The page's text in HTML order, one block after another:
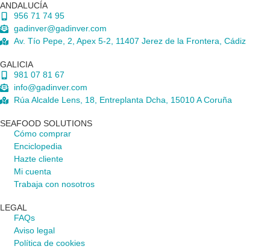
ANDALUCÍA
956 71 74 95
gadinver@gadinver.com
Av. Tío Pepe, 2, Apex 5-2, 11407 Jerez de la Frontera, Cádiz
GALICIA
981 07 81 67
info@gadinver.com
Rúa Alcalde Lens, 18, Entreplanta Dcha, 15010 A Coruña
SEAFOOD SOLUTIONS
Cómo comprar
Enciclopedia
Hazte cliente
Mi cuenta
Trabaja con nosotros
LEGAL
FAQs
Aviso legal
Política de cookies